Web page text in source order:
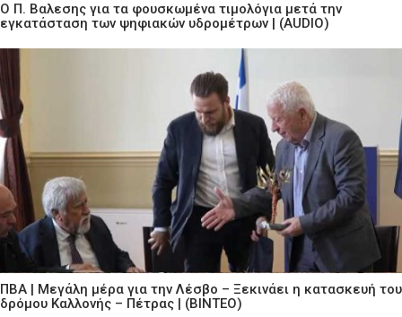
Ο Π. Βαλεσης για τα φουσκωμένα τιμολόγια μετά την
εγκατάσταση των ψηφιακών υδρομέτρων | (AUDIO)
ΠΒΑ | Μεγάλη μέρα για την Λέσβο – Ξεκινάει η κατασκευή του
δρόμου Καλλονής – Πέτρας | (ΒΙΝΤΕΟ)